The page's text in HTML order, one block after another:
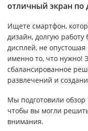
отличный экран по
Ищете смартфон,
дизайн, долгую работу
дисплей, не
именно то, что нужно!
сбалансированное
развлечений и
Мы подготовили обзор
чтобы вы могли
внимания.